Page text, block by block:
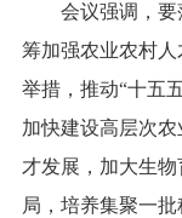
会议强调，要落
筹加强农业农村
举措，推动“十五
加快建设高层次
才发展，加大生
局，培养集聚一